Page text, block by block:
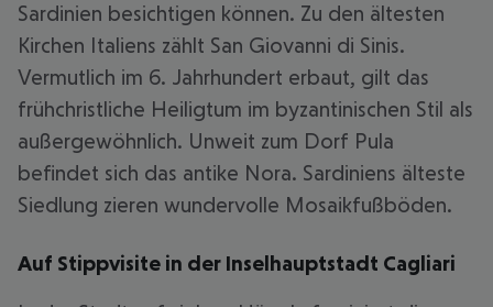
Sardinien besichtigen können. Zu den ältesten
Kirchen Italiens zählt San Giovanni di Sinis.
Vermutlich im 6. Jahrhundert erbaut, gilt das
frühchristliche Heiligtum im byzantinischen Stil als
außergewöhnlich. Unweit zum Dorf Pula
befindet sich das antike Nora. Sardiniens älteste
Siedlung zieren wundervolle Mosaikfußböden.
Auf Stippvisite in der Inselhauptstadt Cagliari